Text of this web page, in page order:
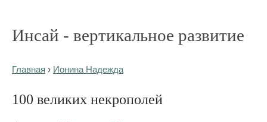
Инсай - вертикальное развитие
Главная › Ионина Надежда
100 великих некрополей